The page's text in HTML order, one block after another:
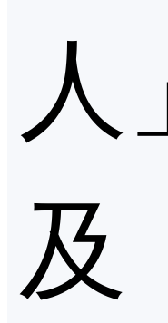
及